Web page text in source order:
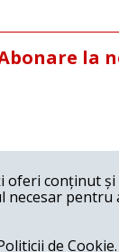
la
conținut
de